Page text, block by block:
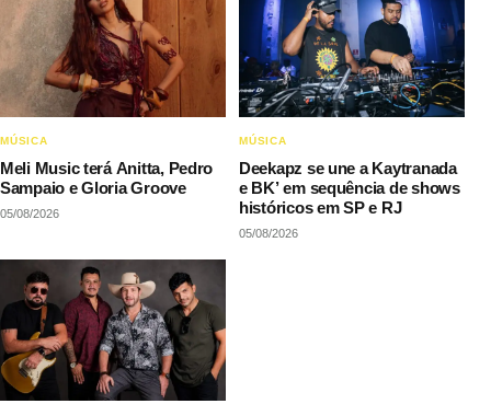
MÚSICA
Meli Music terá Anitta, Pedro
Sampaio e Gloria Groove
05/08/2026
MÚSICA
Deekapz se une a Kaytranada
e BK’ em sequência de shows
históricos em SP e RJ
05/08/2026